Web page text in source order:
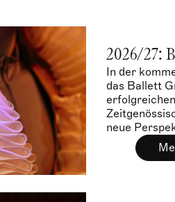
2026/27:
In der
das Ballett
neue
lebendiger
Publikum